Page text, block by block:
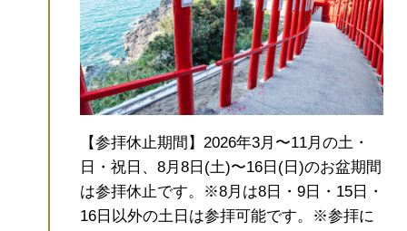
【参拝休止期間】2026年3月〜11月の土・
日・祝日、8月8日(土)〜16日(日)のお盆期間
は参拝休止です。
※8月は8日・9日・15日・
16日以外の土日は参拝可能です。
※参拝に